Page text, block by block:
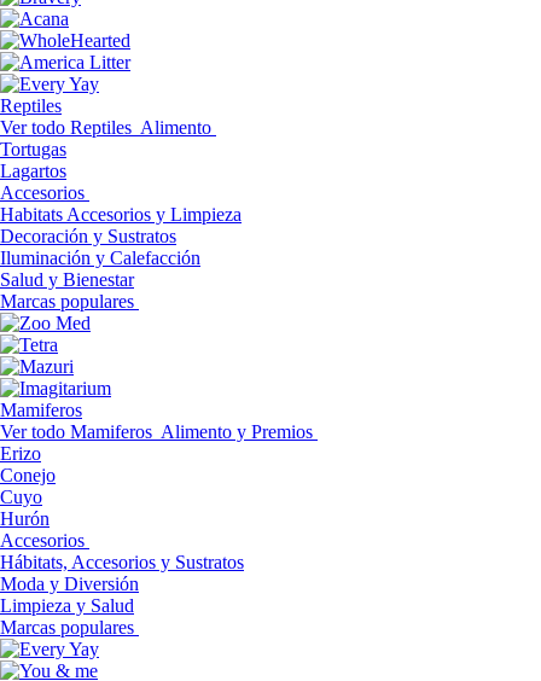
Reptiles
Ver todo Reptiles Alimento
Tortugas
Lagartos
Accesorios
Habitats Accesorios y Limpieza
Decoración y Sustratos
Iluminación y Calefacción
Salud y Bienestar
Marcas populares
Mamiferos
Ver todo Mamiferos Alimento y Premios
Erizo
Conejo
Cuyo
Hurón
Accesorios
Hábitats, Accesorios y Sustratos
Moda y Diversión
Limpieza y Salud
Marcas populares